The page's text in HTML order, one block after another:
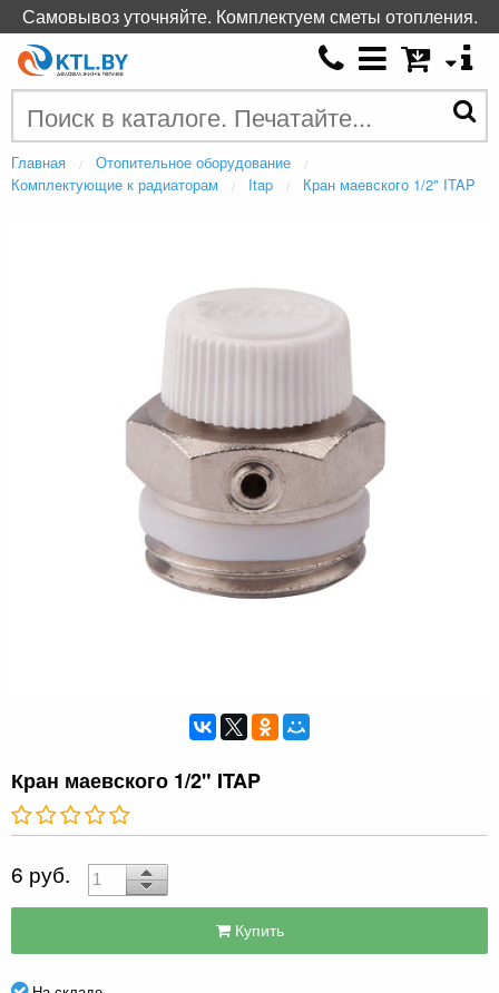
Главная
Отопительное оборудование
Комплектующие к радиаторам
Itap Кран маевского 1/2" ITAP
Кран маевского 1/2" ITAP
6 руб.
Купить
Самовывоз уточняйте. Комплектуем сметы отопления.